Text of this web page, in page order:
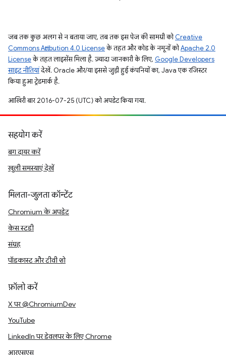
जब तक कुछ अलग से न बताया जाए, तब तक इस पेज की सामग्री कोCreative
Commons Attribution 4.0 Licenseके तहत और कोड के नमूनों कोApache 2.0
Licenseके तहत लाइसेंस मिला है. ज़्यादा जानकारी के लिए, Google Developers
साइट नीतियांदेखें. Oracle और/या इससे जुड़ी हुई कंपनियों का, Java एक रजिस्टर
किया हुआ ट्रेडमार्क है.
आखिरी बार 2016-07-25 (UTC) को अपडेट किया गया.
सहयोग करें
बग दायर करें
खुली समस्याएं देखें
मिलता-जुलता कॉन्टेंट
Chromium के अपडेट
केस स्टडी
संग्रह
पॉडकास्ट और टीवी शो
फ़ॉलो करें
X पर @ChromiumDev
YouTube
LinkedIn पर डेवलपर के लिए Chrome
आरएसएस